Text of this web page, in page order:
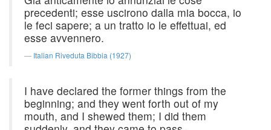
precedenti; esse uscirono dalla mia bocca, io
le feci sapere; a un tratto io le effettuai, ed
esse avvennero.
Italian Riveduta Bibbia (1927)
I have declared the former things from the
beginning; and they went forth out of my
mouth, and I shewed them; I did them